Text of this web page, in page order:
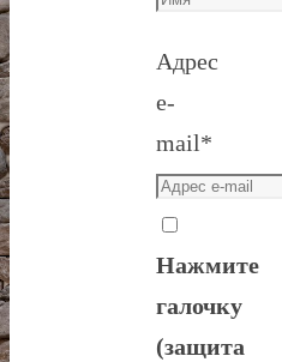
Адрес
e-
mail*
Нажмите
галочку
(защита